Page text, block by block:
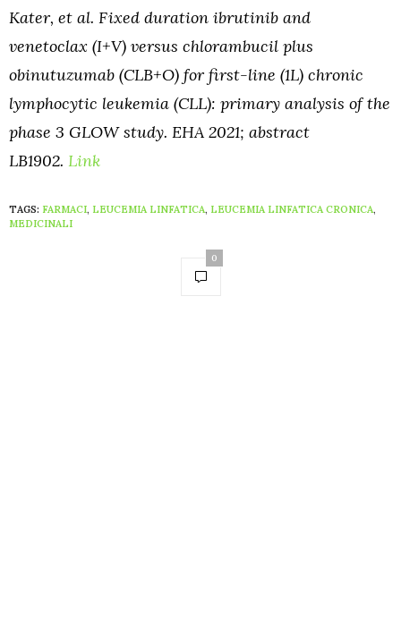
Kater, et al. Fixed duration ibrutinib and
venetoclax (I+V) versus chlorambucil plus
obinutuzumab (CLB+O) for first-line (1L) chronic
lymphocytic leukemia (CLL): primary analysis of the
phase 3 GLOW study. EHA 2021; abstract
LB1902. Link
TAGS: FARMACI, LEUCEMIA LINFATICA, LEUCEMIA LINFATICA CRONICA,
MEDICINALI
0